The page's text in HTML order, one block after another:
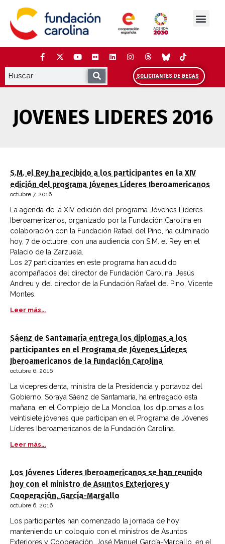
contenido
SOLICITANTES DE BECAS
JOVENES LIDERES 2016
S.M. el Rey ha recibido a los participantes en la XIV
edición del programa Jóvenes Líderes Iberoamericanos
octubre 7, 2016
La agenda de la XIV edición del programa Jóvenes Líderes
Iberoamericanos, organizado por la Fundación Carolina en
colaboración con la Fundación Rafael del Pino, ha culminado
hoy, 7 de octubre, con una audiencia con S.M. el Rey en el
Palacio de la Zarzuela.
Los 27 participantes en este programa han acudido
acompañados del director de Fundación Carolina, Jesús
Andreu y del director de la Fundación Rafael del Pino, Vicente
Montes.
Leer más...
Sáenz de Santamaría entrega los diplomas a los
participantes en el Programa de Jóvenes Líderes
Iberoamericanos de la Fundación Carolina
octubre 6, 2016
La vicepresidenta, ministra de la Presidencia y portavoz del
Gobierno, Soraya Sáenz de Santamaría, ha entregado esta
mañana, en el Complejo de La Moncloa, los diplomas a los
veintisiete jóvenes que participan en el Programa de Jóvenes
Líderes Iberoamericanos de la Fundación Carolina.
Leer más...
Los Jóvenes Líderes Iberoamericanos se han reunido
hoy con el ministro de Asuntos Exteriores y
Cooperación, García-Margallo
octubre 6, 2016
Los participantes han comenzado la jornada de hoy
manteniendo un coloquio con el ministros de Asuntos
Exteriores y Cooperación, José Manuel García-Margallo, en el